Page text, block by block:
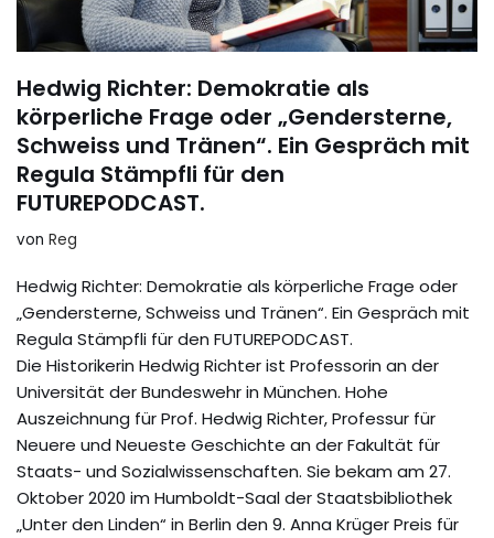
Hedwig Richter: Demokratie als
körperliche Frage oder „Gendersterne,
Schweiss und Tränen“. Ein Gespräch mit
Regula Stämpfli für den
FUTUREPODCAST.
von Reg
Hedwig Richter: Demokratie als körperliche Frage oder
„Gendersterne, Schweiss und Tränen“. Ein Gespräch mit
Regula Stämpfli für den FUTUREPODCAST.
Die Historikerin Hedwig Richter ist Professorin an der
Universität der Bundeswehr in München. Hohe
Auszeichnung für Prof. Hedwig Richter, Professur für
Neuere und Neueste Geschichte an der Fakultät für
Staats- und Sozialwissenschaften. Sie bekam am 27.
Oktober 2020 im Humboldt-Saal der Staatsbibliothek
„Unter den Linden“ in Berlin den 9. Anna Krüger Preis für